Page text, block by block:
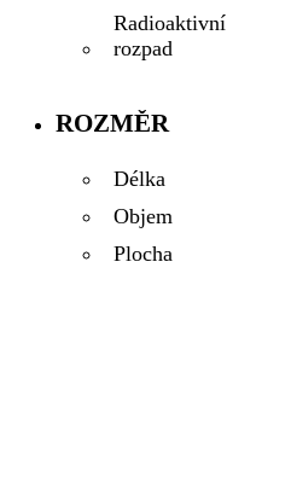
Radioaktivní
rozpad
ROZMĚR
Délka
Objem
Plocha